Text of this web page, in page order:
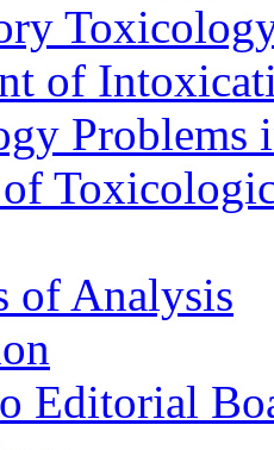
of
Problems
of Analysis
Editorial